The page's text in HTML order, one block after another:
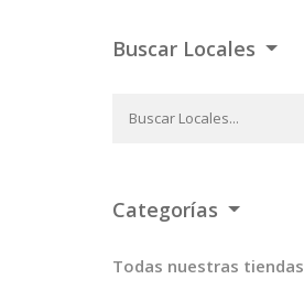
Buscar Locales
Categorías
Todas nuestras tiendas